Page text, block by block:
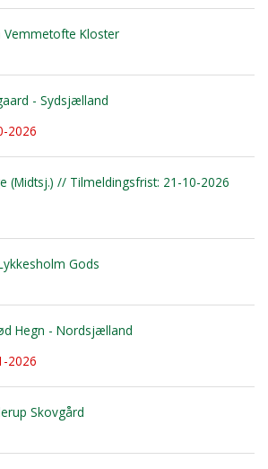
Vemmetofte Kloster
- Sydsjælland
2026
(Midtsj.) // Tilmeldingsfrist: 21-10-2026
Gods
Hegn - Nordsjælland
2026
Skovgård